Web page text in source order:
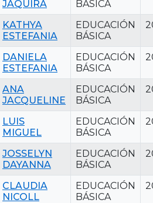
JAQUIRA
BÁSICA
KATHYA
ESTEFANIA
EDUCACIÓN
BÁSICA
DANIELA
ESTEFANIA
EDUCACIÓN
BÁSICA
ANA
JACQUELINE
EDUCACIÓN
BÁSICA
LUIS
MIGUEL
EDUCACIÓN
BÁSICA
JOSSELYN
DAYANNA
EDUCACIÓN
BÁSICA
CLAUDIA
NICOLL
EDUCACIÓN
BÁSICA